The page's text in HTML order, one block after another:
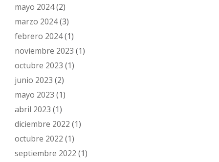
mayo 2024(2)
marzo 2024(3)
febrero 2024(1)
noviembre 2023 (1)
octubre 2023 (1)
junio 2023 (2)
mayo 2023 (1)
abril 2023 (1)
diciembre 2022 (1)
octubre 2022 (1)
septiembre 2022 (1)